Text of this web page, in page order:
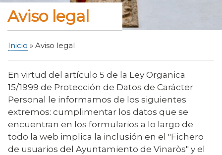
Aviso legal
de
ayuda
a
la
navegación
Inicio Aviso legal
En virtud del artículo 5 de la Ley Organica
15/1999 de Protección de Datos de Carácter
Personal le informamos de los siguientes
extremos: cumplimentar los datos que se
encuentran en los formularios a lo largo de
todo la web implica la inclusión en el "Fichero
de usuarios del Ayuntamiento de Vinaròs" y el